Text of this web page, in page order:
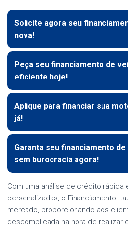
Solicite agora seu
nova!
Peça seu financiamento de
eficiente hoje!
Aplique para financiar sua
já!
Garanta seu financiamento de
sem burocracia agora!
Com uma análise de crédito rápida
personalizadas, o Financiamento
mercado, proporcionando aos
descomplicada na hora de realizar